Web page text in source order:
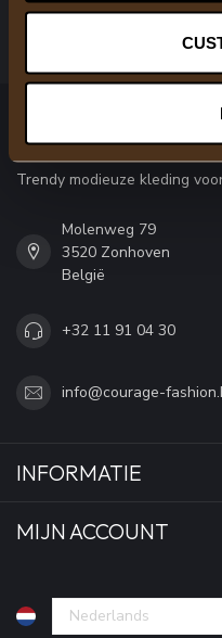
COURAGE
Trendy modieuze kleding
Molenweg 79
3520 Zonhoven
België
+32 11 91 04 30
info@courage-
INFORMATIE
MIJN ACCOUNT